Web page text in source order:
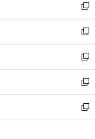
く
で
開
く
い
ウ
ィ
ン
ド
ウ
で
開
く
新
し
い
ウ
ィ
ン
ド
ウ
で
開
新
し
い
ウ
ィ
ン
ド
ウ
新
し
い
ウ
ィ
ン
新
し
い
ウ
新
し